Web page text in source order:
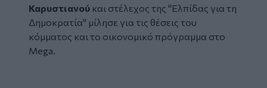
Καρυστιανού και στέλεχος της "Ελπίδας για τη
Δημοκρατία" μίλησε για τις θέσεις του
κόμματος και το οικονομικό πρόγραμμα στο
Mega.